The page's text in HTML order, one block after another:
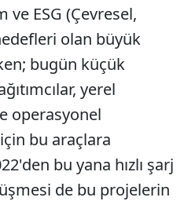
ve ESG (Çevresel,
olan büyük
bugün küçük
yerel
operasyonel
bu araçlara
bu yana hızlı şarj
de bu projelerin